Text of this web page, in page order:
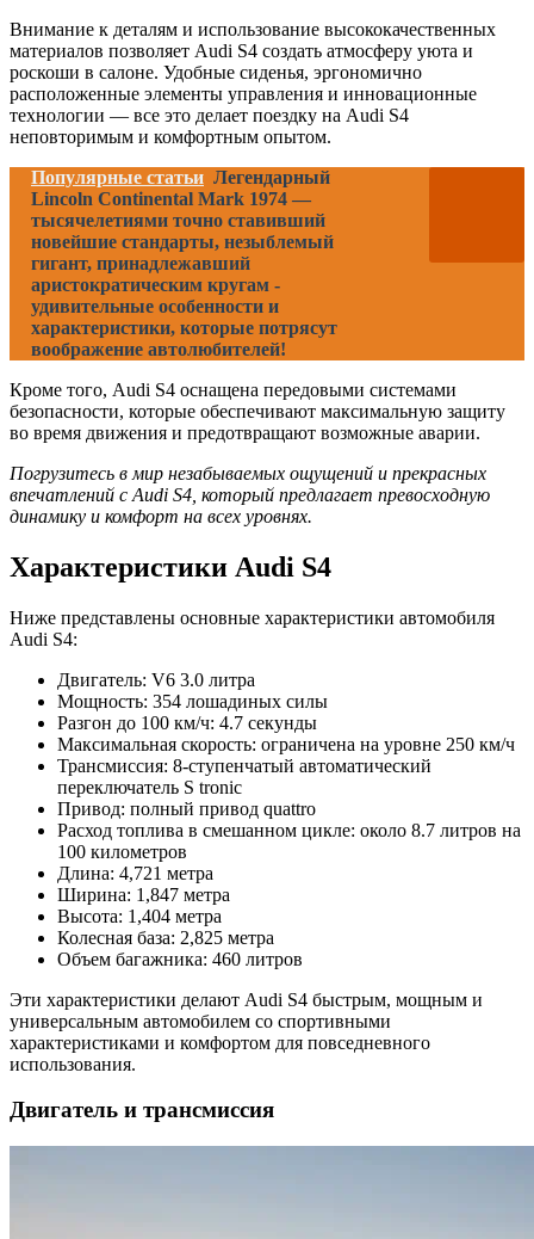
Внимание к деталям и использование высококачественных
материалов позволяет Audi S4 создать атмосферу уюта и
роскоши в салоне. Удобные сиденья, эргономично
расположенные элементы управления и инновационные
технологии — все это делает поездку на Audi S4
неповторимым и комфортным опытом.
Популярные статьи Легендарный
Lincoln Continental Mark 1974 —
тысячелетиями точно ставивший
новейшие стандарты, незыблемый
гигант, принадлежавший
аристократическим кругам -
удивительные особенности и
характеристики, которые потрясут
воображение автолюбителей!
Кроме того, Audi S4 оснащена передовыми системами
безопасности, которые обеспечивают максимальную защиту
во время движения и предотвращают возможные аварии.
Погрузитесь в мир незабываемых ощущений и прекрасных
впечатлений с Audi S4, который предлагает превосходную
динамику и комфорт на всех уровнях.
Характеристики Audi S4
Ниже представлены основные характеристики автомобиля
Audi S4:
Двигатель: V6 3.0 литра
Мощность: 354 лошадиных силы
Разгон до 100 км/ч: 4.7 секунды
Максимальная скорость: ограничена на уровне 250 км/ч
Трансмиссия: 8-ступенчатый автоматический
переключатель S tronic
Привод: полный привод quattro
Расход топлива в смешанном цикле: около 8.7 литров на
100 километров
Длина: 4,721 метра
Ширина: 1,847 метра
Высота: 1,404 метра
Колесная база: 2,825 метра
Объем багажника: 460 литров
Эти характеристики делают Audi S4 быстрым, мощным и
универсальным автомобилем со спортивными
характеристиками и комфортом для повседневного
использования.
Двигатель и трансмиссия